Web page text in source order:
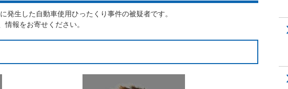
発生した自動車使用ひったくり事件の被疑者です。
報をお寄せください。